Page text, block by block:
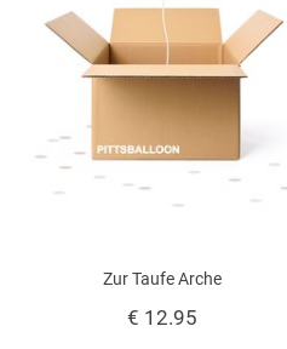
Zur Taufe Arche
€ 12.95